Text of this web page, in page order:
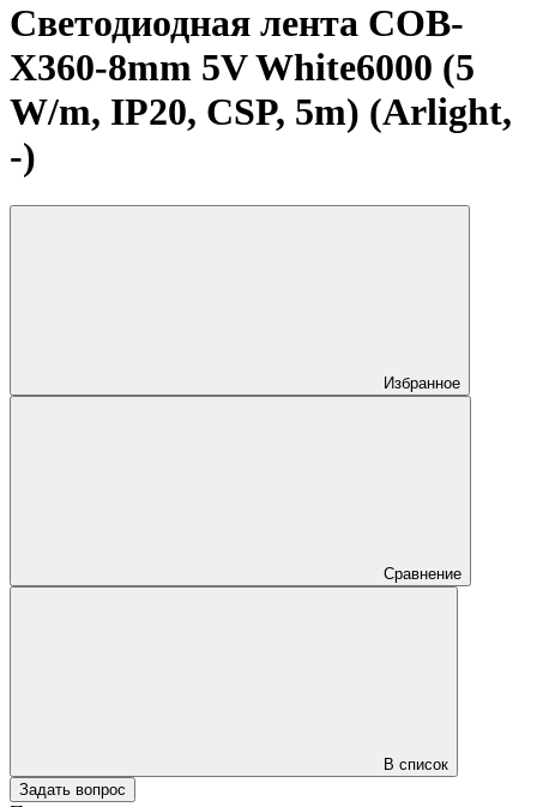
Светодиодная лента COB-
X360-8mm 5V White6000 (5
W/m, IP20, CSP, 5m) (Arlight,
-)
Избранное
Сравнение
В список
Задать вопрос